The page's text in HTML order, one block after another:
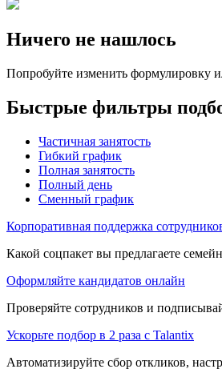
Ничего не нашлось
Попробуйте изменить формулировку
Быстрые фильтры
Частичная занятость
Гибкий график
Полная занятость
Полный день
Сменный график
Корпоративная поддержка
Какой соцпакет вы предлагаете
Оформляйте кандидатов онлайн
Проверяйте сотрудников и
Ускорьте подбор в 2 раза с Talantix
Автоматизируйте сбор откликов,